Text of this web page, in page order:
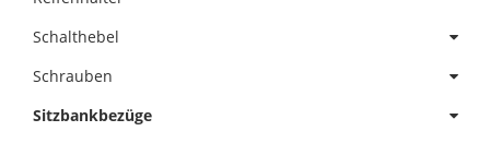
Schalthebel
Schrauben
Sitzbankbezüge